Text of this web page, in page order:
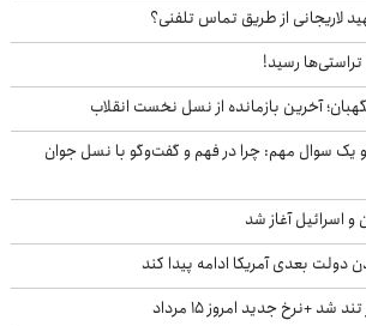
لاریجانی از طریق تماس تلفنی؟
رسید!
و یک سوال مهم: چرا در فهم و گفت‌وگو با نسل جوان
و اسرائیل آغاز شد
دولت بعدی آمریکا ادامه پیدا کند
+نرخ جدید امروز ۱۵ مرداد